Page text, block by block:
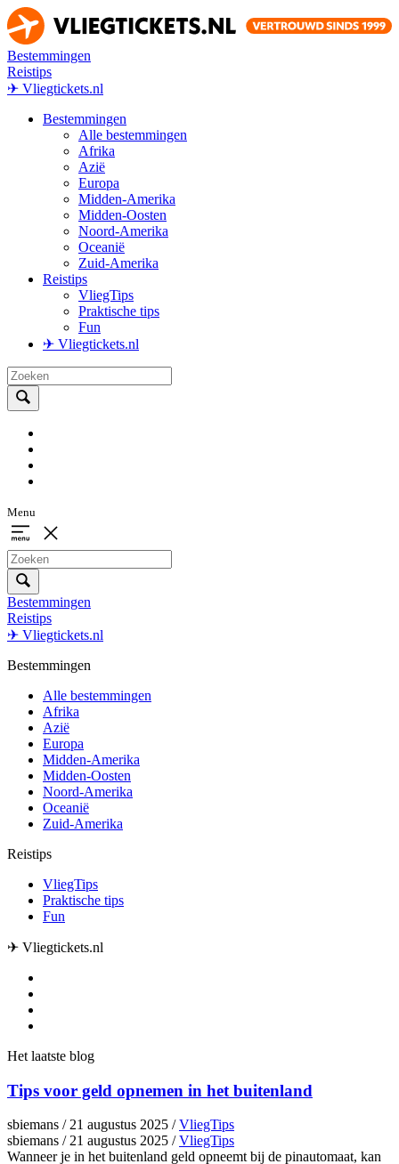
Bestemmingen
Reistips
✈ Vliegtickets.nl
Bestemmingen
Alle bestemmingen
Afrika
Azië
Europa
Midden-Amerika
Midden-Oosten
Noord-Amerika
Oceanië
Zuid-Amerika
Reistips
VliegTips
Praktische tips
Fun
✈ Vliegtickets.nl
Menu
Bestemmingen
Reistips
✈ Vliegtickets.nl
Bestemmingen
Alle bestemmingen
Afrika
Azië
Europa
Midden-Amerika
Midden-Oosten
Noord-Amerika
Oceanië
Zuid-Amerika
Reistips
VliegTips
Praktische tips
Fun
✈ Vliegtickets.nl
Het laatste blog
Tips voor geld opnemen in het buitenland
sbiemans /21 augustus 2025 / VliegTips
sbiemans /21 augustus 2025 / VliegTips
Wanneer je in het buitenland geld opneemt bij de pinautomaat, kan